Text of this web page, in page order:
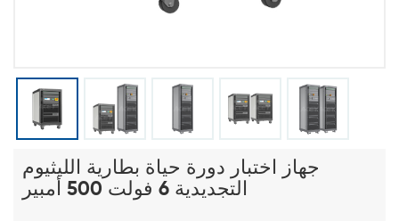
جهاز اختبار دورة حياة بطارية الليثيوم
التجديدية 6 فولت 500 أمبير